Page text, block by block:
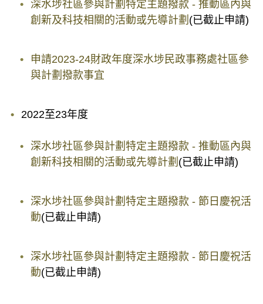
深水埗社區參與計劃特定主題撥款 - 推動區內與
創新及科技相關的活動或先導計劃 (已截止申請)
申請2023-24財政年度深水埗民政事務處社區參
與計劃撥款事宜
2022至23年度
深水埗社區參與計劃特定主題撥款 - 推動區內與
創新科技相關的活動或先導計劃 (已截止申請)
深水埗社區參與計劃特定主題撥款 - 節日慶祝活
動(已截止申請)
深水埗社區參與計劃特定主題撥款 - 節日慶祝活
動(已截止申請)